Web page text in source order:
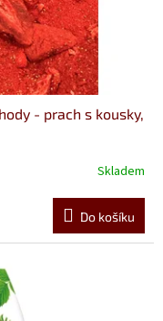
- prach s kousky,
Skladem
Do košíku